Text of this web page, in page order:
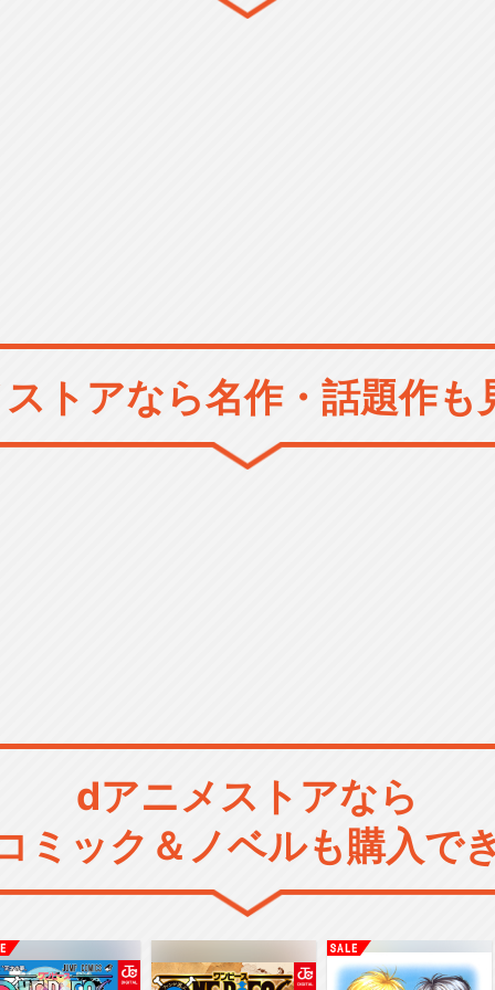
トアなら名作・話題作も
dアニメストアなら
ミック＆ノベルも購入で